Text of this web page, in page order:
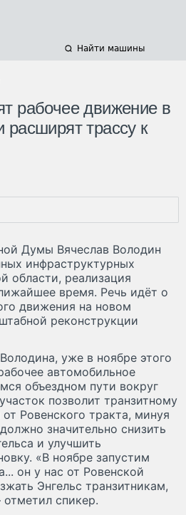
Найти машины
рабочее движение в
расширят трассу к
Думы Вячеслав Володин
инфраструктурных
области, реализация
время. Речь идёт о
движения на новом
реконструкции
уже в ноябре этого
автомобильное
объездном пути вокруг
позволит транзитному
Ровенского тракта, минуя
значительно снизить
и улучшить
«В ноябре запустим
он у нас от Ровенской
Энгельс транзитникам,
спикер.